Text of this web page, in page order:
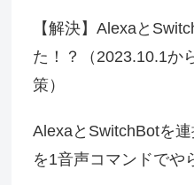
【解決】Alexaと
た！？（2023.10.1か
策）
AlexaとSwitchBotを
を1音声コマンドでや